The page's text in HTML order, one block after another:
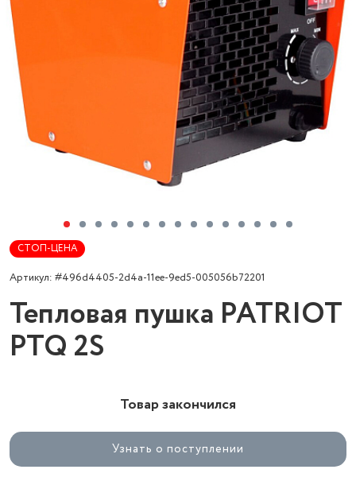
СТОП-ЦЕНА
Артикул: #496d4405-2d4a-11ee-9ed5-005056b72201
Тепловая пушка PATRIOT
PTQ 2S
Товар закончился
Узнать о поступлении